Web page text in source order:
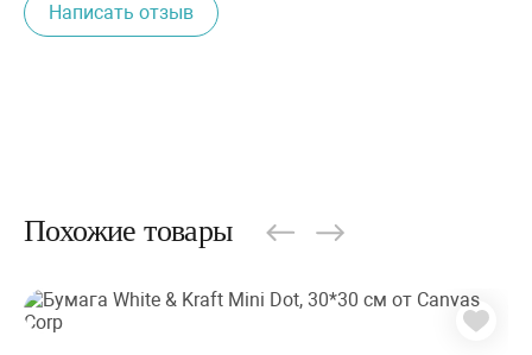
Написать отзыв
Похожие товары